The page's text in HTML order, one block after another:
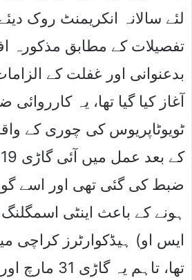
لئے سالانہ انکریمنٹ روک
تفصیلات کے مطابق مذکورہ
بدعنوانی اور غفلت کے
آغاز کیا گیا تھا، یہ
ضبط کی گئی تھی اور اسے
ہونے کے باعث اینٹی
ایس او) ہیڈکوارٹرز کراچی